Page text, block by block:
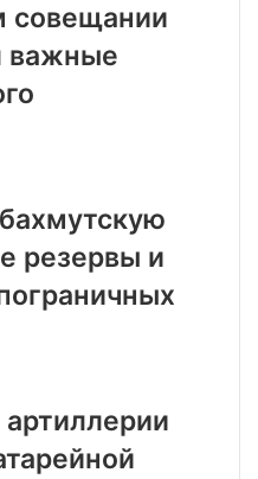
совещании
важные
резервы и